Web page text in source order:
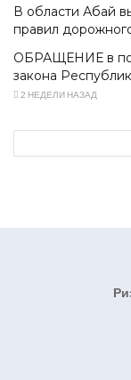
В области Абай
правил
ОБРАЩЕНИЕ в
закона
2 НЕДЕЛИ НАЗАД